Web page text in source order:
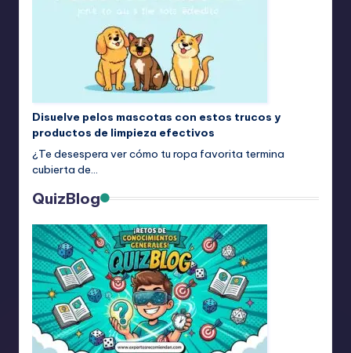
Disuelve pelos mascotas con estos trucos y
productos de limpieza efectivos
¿Te desespera ver cómo tu ropa favorita termina
cubierta de…
QuizBlog